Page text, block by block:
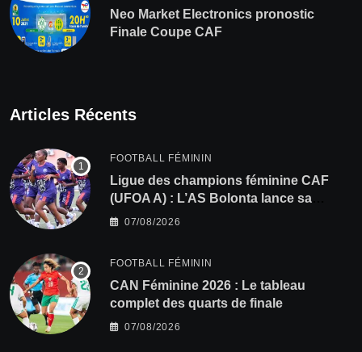
Neo Market Electronics pronostic
Finale Coupe CAF
Articles Récents
FOOTBALL FÉMININ
Ligue des champions féminine CAF
(UFOA A) : L’AS Bolonta lance sa
conquête de l’Afrique en Gambie
07/08/2026
FOOTBALL FÉMININ
CAN Féminine 2026 : Le tableau
complet des quarts de finale
07/08/2026